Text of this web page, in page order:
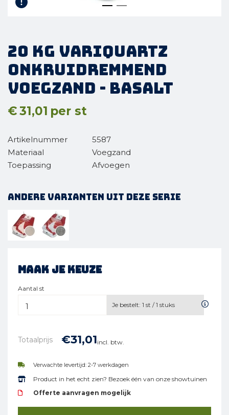
20 kg Variquartz
Onkruidremmend
voegzand - Basalt
€31,01 per st
Artikelnummer
5587
Materiaal
Voegzand
Toepassing
Afvoegen
Andere varianten uit deze serie
Maak je keuze
Aantal st
Je bestelt: 1 st /1 stuks
Totaalprijs €31,01incl. btw.
Verwachte levertijd: 2-7 werkdagen
Product in het echt zien? Bezoek één van onze showtuinen
Offerte aanvragen mogelijk